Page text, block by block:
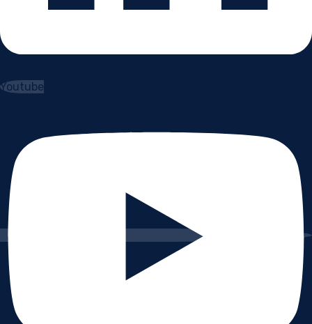
Youtube